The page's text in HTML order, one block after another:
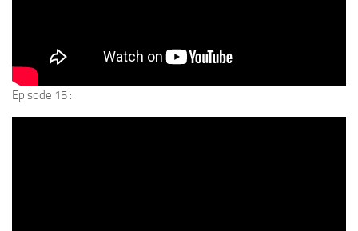
Episode 15 :